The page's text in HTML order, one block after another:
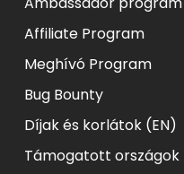
Affiliate Program
Meghívó Program
Bug Bounty
Díjak és korlátok (EN)
Támogatott országok